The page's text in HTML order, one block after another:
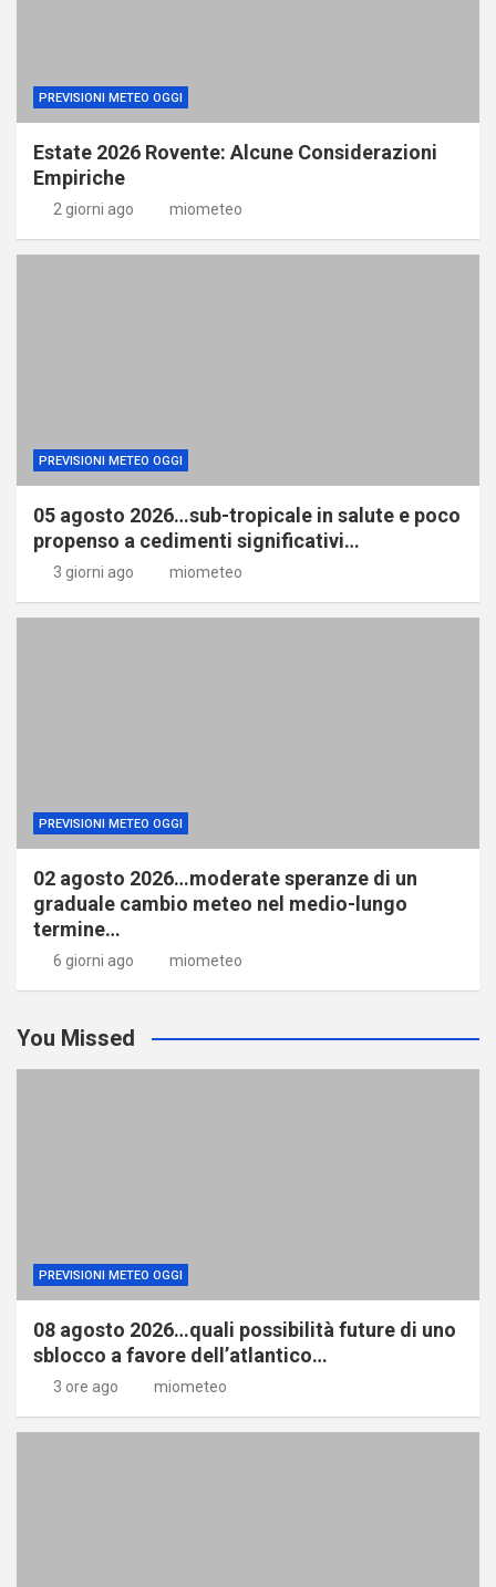
PREVISIONI METEO OGGI
Estate 2026 Rovente: Alcune Considerazioni
Empiriche
2 giorni ago miometeo
PREVISIONI METEO OGGI
05 agosto 2026…sub-tropicale in salute e poco
propenso a cedimenti significativi…
3 giorni ago miometeo
PREVISIONI METEO OGGI
02 agosto 2026…moderate speranze di un
graduale cambio meteo nel medio-lungo
termine…
6 giorni ago miometeo
You Missed
PREVISIONI METEO OGGI
08 agosto 2026…quali possibilità future di uno
sblocco a favore dell’atlantico…
3 ore ago miometeo